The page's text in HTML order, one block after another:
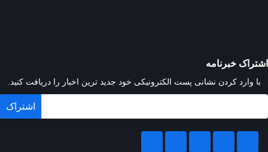
اشتراک خبرنامه
با وارد کردن نشانی پست الکترونیکی خود جدید ترین اخبار را دریافت کنید.